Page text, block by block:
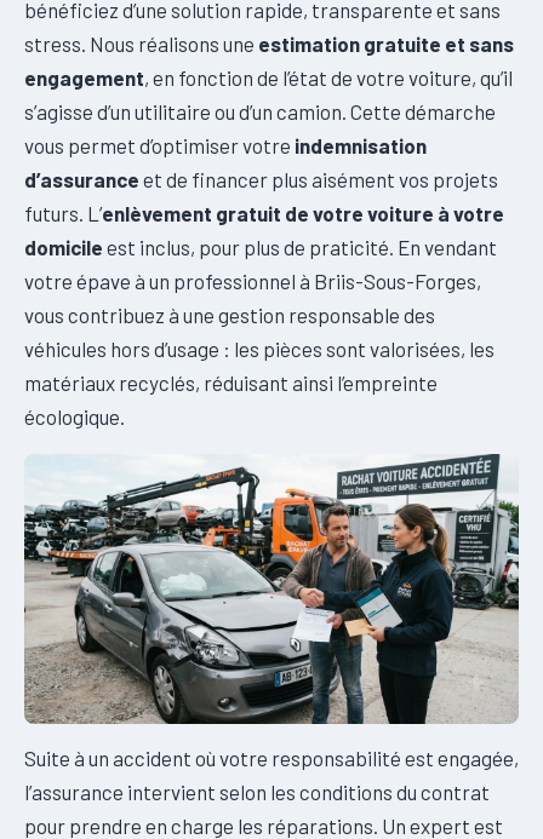
bénéficiez d’une solution rapide, transparente et sans
stress. Nous réalisons une estimation gratuite et sans
engagement, en fonction de l’état de votre voiture, qu’il
s’agisse d’un utilitaire ou d’un camion. Cette démarche
vous permet d’optimiser votre indemnisation
d’assurance et de financer plus aisément vos projets
futurs. L’enlèvement gratuit de votre voiture à votre
domicile est inclus, pour plus de praticité. En vendant
votre épave à un professionnel à Briis-Sous-Forges,
vous contribuez à une gestion responsable des
véhicules hors d’usage : les pièces sont valorisées, les
matériaux recyclés, réduisant ainsi l’empreinte
écologique.
Suite à un accident où votre responsabilité est engagée,
l’assurance intervient selon les conditions du contrat
pour prendre en charge les réparations. Un expert est